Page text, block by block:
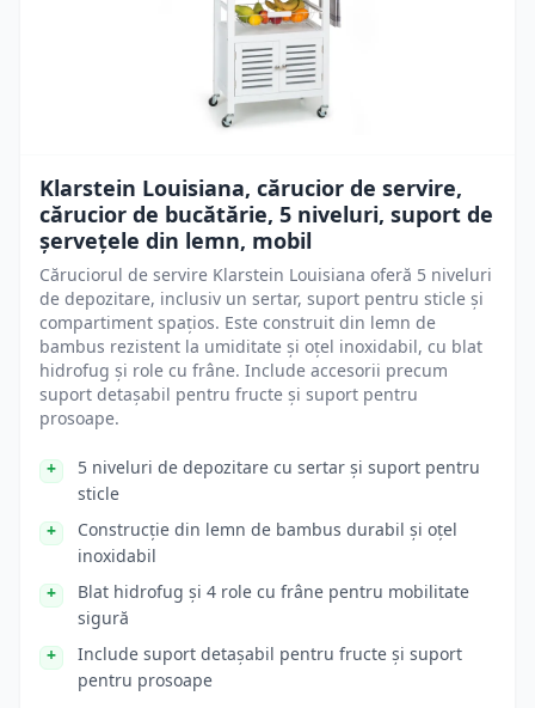
Klarstein Louisiana, cărucior de servire,
cărucior de bucătărie, 5 niveluri, suport de
șervețele din lemn, mobil
Căruciorul de servire Klarstein Louisiana oferă 5 niveluri
de depozitare, inclusiv un sertar, suport pentru sticle și
compartiment spațios. Este construit din lemn de
bambus rezistent la umiditate și oțel inoxidabil, cu blat
hidrofug și role cu frâne. Include accesorii precum
suport detașabil pentru fructe și suport pentru
prosoape.
5 niveluri de depozitare cu sertar și suport pentru
sticle
Construcție din lemn de bambus durabil și oțel
inoxidabil
Blat hidrofug și 4 role cu frâne pentru mobilitate
sigură
Include suport detașabil pentru fructe și suport
pentru prosoape